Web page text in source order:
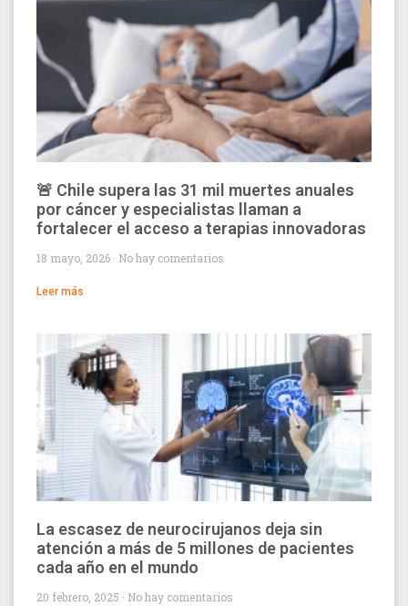
🚨 Chile supera las 31 mil muertes anuales
por cáncer y especialistas llaman a
fortalecer el acceso a terapias innovadoras
18 mayo, 2026 No hay comentarios
Leer más
La escasez de neurocirujanos deja sin
atención a más de 5 millones de pacientes
cada año en el mundo
20 febrero, 2025 No hay comentarios